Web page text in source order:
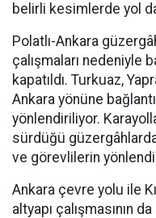
belirli kesimlerde yol
Polatlı-Ankara
çalışmaları nedeniyle
kapatıldı. Turkuaz,
Ankara yönüne
yönlendiriliyor.
sürdüğü
ve görevlilerin
Ankara çevre yolu ile
altyapı çalışmasının